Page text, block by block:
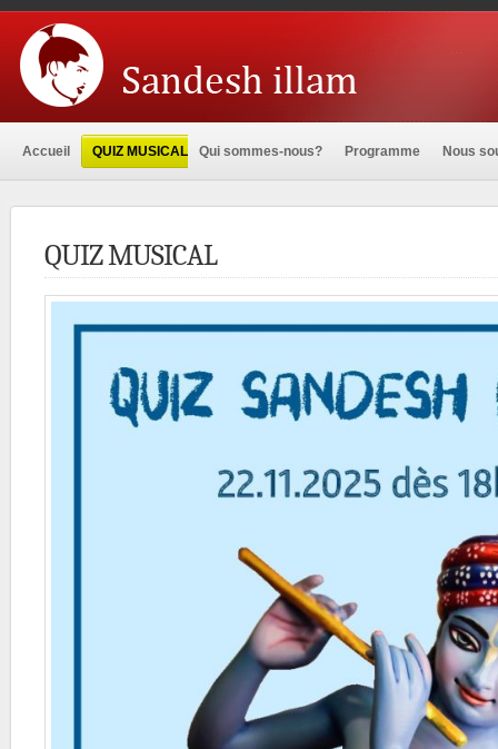
Accueil QUIZ MUSICAL Qui sommes-nous? Programme Nous
QUIZ MUSICAL